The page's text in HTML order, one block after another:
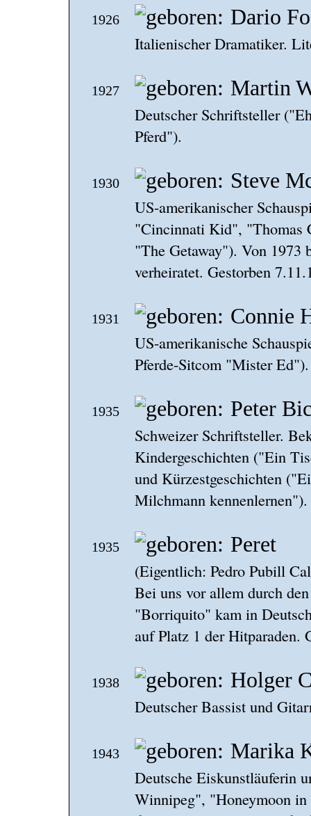
1926 Dario Fo
Italienischer Dramatiker.
1927 Martin
Deutscher Schriftsteller
Pferd").
1930 Steve
US-amerikanischer
"Cincinnati Kid", "Thomas
"The Getaway"). Von
verheiratet. Gestorben
1931 Connie
US-amerikanische
Pferde-Sitcom "Mister
1935 Peter
Schweizer Schriftsteller.
Kindergeschichten ("Ein
und Kürzestgeschichten
Milchmann
1935 Peret
(Eigentlich: Pedro Pubill
Bei uns vor allem durch
"Borriquito" kam in
auf Platz 1 der Hitparaden.
1938 Holger
Deutscher Bassist und
1943 Marika
Deutsche Eiskunstläuferin
Winnipeg", "Honeymoon